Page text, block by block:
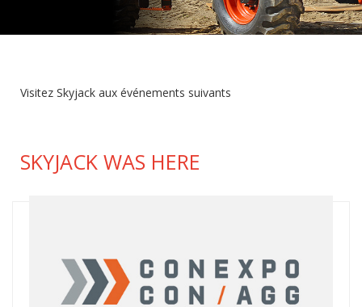
Visitez Skyjack aux événements suivants
SKYJACK WAS HERE